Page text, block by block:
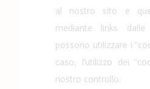
al nostro sito e
mediante links
possono utilizzare i
caso, l’utilizzo dei
nostro controllo.